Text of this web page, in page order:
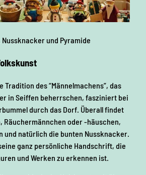
und Pyramide
des “Männelmachens”, das
in Seiffen beherrschen, fasziniert bei
durch das Dorf. Überall findet
Räuchermännchen oder -häuschen,
und natürlich die bunten Nussknacker.
ganz persönliche Handschrift, die
und Werken zu erkennen ist.